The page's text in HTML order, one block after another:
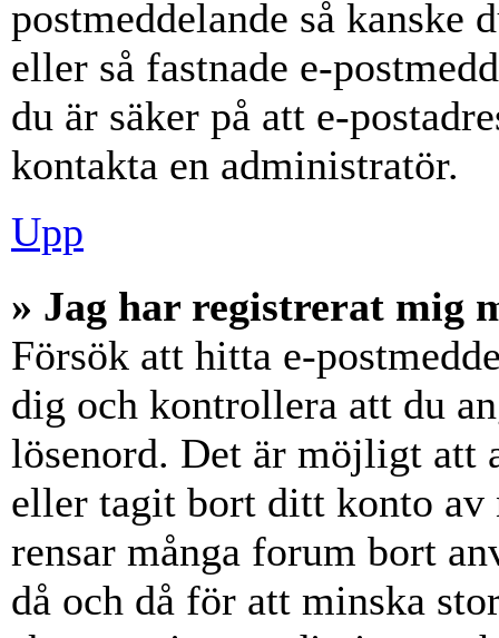
postmeddelande så kanske
eller så fastnade e-
du är säker på att e-
kontakta en administratör.
Upp
» Jag har registrerat mig
Försök att hitta e-
dig och kontrollera att du
lösenord. Det är möjligt att
eller tagit bort ditt konto av
rensar många forum bort
då och då för att minska